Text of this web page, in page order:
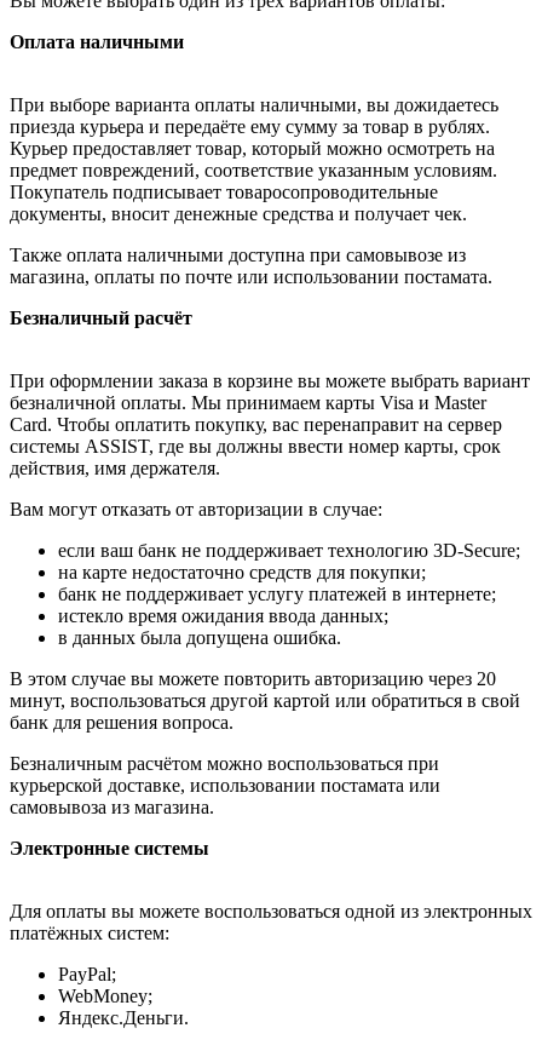
Оплата наличными
При выборе варианта оплаты наличными, вы дожидаетесь
приезда курьера и передаёте ему сумму за товар в рублях.
Курьер предоставляет товар, который можно осмотреть на
предмет повреждений, соответствие указанным условиям.
Покупатель подписывает товаросопроводительные
документы, вносит денежные средства и получает чек.
Также оплата наличными доступна при самовывозе из
магазина, оплаты по почте или использовании постамата.
Безналичный расчёт
При оформлении заказа в корзине вы можете выбрать вариант
безналичной оплаты. Мы принимаем карты Visa и Master
Card. Чтобы оплатить покупку, вас перенаправит на сервер
системы ASSIST, где вы должны ввести номер карты, срок
действия, имя держателя.
Вам могут отказать от авторизации в случае:
если ваш банк не поддерживает технологию 3D-Secure;
на карте недостаточно средств для покупки;
банк не поддерживает услугу платежей в интернете;
истекло время ожидания ввода данных;
в данных была допущена ошибка.
В этом случае вы можете повторить авторизацию через 20
минут, воспользоваться другой картой или обратиться в свой
банк для решения вопроса.
Безналичным расчётом можно воспользоваться при
курьерской доставке, использовании постамата или
самовывоза из магазина.
Электронные системы
Для оплаты вы можете воспользоваться одной из электронных
платёжных систем:
PayPal;
WebMoney;
Яндекс.Деньги.